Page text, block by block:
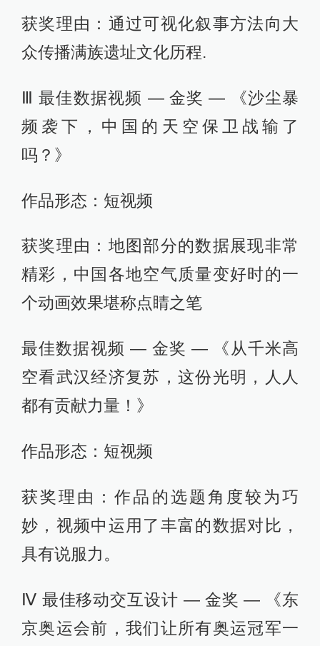
获奖理由：通过可视化叙事方法向大
众传播满族遗址文化历程.
Ⅲ 最佳数据视频 — 金奖 — 《沙尘暴
频袭下，中国的天空保卫战输了
吗？》
作品形态：短视频
获奖理由：地图部分的数据展现非常
精彩，中国各地空气质量变好时的一
个动画效果堪称点睛之笔
最佳数据视频 — 金奖 — 《从千米高
空看武汉经济复苏，这份光明，人人
都有贡献力量！》
作品形态：短视频
获奖理由：作品的选题角度较为巧
妙，视频中运用了丰富的数据对比，
具有说服力。
Ⅳ 最佳移动交互设计 — 金奖 — 《东
京奥运会前，我们让所有奥运冠军一